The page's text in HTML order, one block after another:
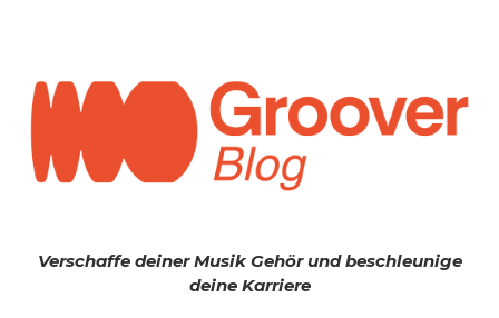
Verschaffe deiner Musik Gehör und beschleunige
deine Karriere